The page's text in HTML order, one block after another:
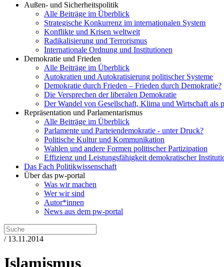
Außen- und Sicherheitspolitik
Alle Beiträge im Überblick
Strategische Konkurrenz im internationalen System
Konflikte und Krisen weltweit
Radikalisierung und Terrorismus
Internationale Ordnung und Institutionen
Demokratie und Frieden
Alle Beiträge im Überblick
Autokratien und Autokratisierung politischer Systeme
Demokratie durch Frieden – Frieden durch Demokratie?
Die Versprechen der liberalen Demokratie
Der Wandel von Gesellschaft, Klima und Wirtschaft als
Repräsentation und Parlamentarismus
Alle Beiträge im Überblick
Parlamente und Parteiendemokratie - unter Druck?
Politische Kultur und Kommunikation
Wahlen und andere Formen politischer Partizipation
Effizienz und Leistungsfähigkeit demokratischer
Das Fach Politikwissenschaft
Über das pw-portal
Was wir machen
Wer wir sind
Autor*innen
News aus dem pw-portal
/ 13.11.2014
Islamismus